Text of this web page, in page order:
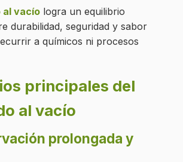
al vacíologra un equilibrio
durabilidad, seguridad y sabor
a químicos ni procesos
principales del
al vacío
prolongada y